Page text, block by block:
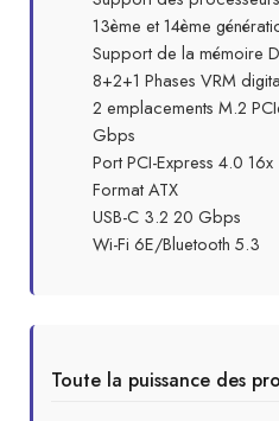
13ème et 14ème
Support de la mémoire
8+2+1 Phases VRM
2 emplacements M.2
Gbps
Port PCI-Express 4.0 16x
Format ATX
USB-C 3.2 20 Gbps
Wi-Fi 6E/Bluetooth 5.3
Toute la puissance des